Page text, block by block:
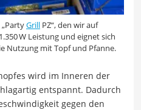
„PartyGrill PZ“, den wir auf
W Leistung und eignet sich
Nutzung mit Topf und Pfanne.
wird im Inneren der
entspannt. Dadurch
gegen den